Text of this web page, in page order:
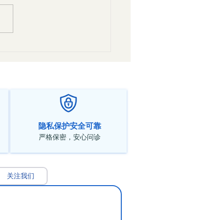
隐私保护安全可靠
严格保密，安心问诊
关注我们